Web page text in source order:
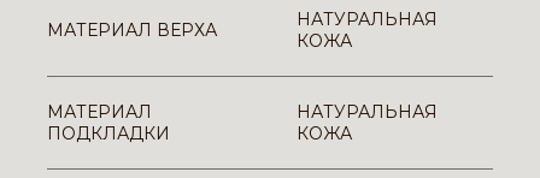
МАТЕРИАЛ ВЕРХА
НАТУРАЛЬНАЯ
КОЖА
МАТЕРИАЛ
ПОДКЛАДКИ
НАТУРАЛЬНАЯ
КОЖА